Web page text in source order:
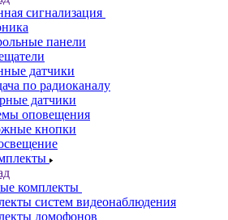
сигнализация
панели
датчики
по радиоканалу
датчики
оповещения
кнопки
комплекты
систем видеонаблюдения
домофонов